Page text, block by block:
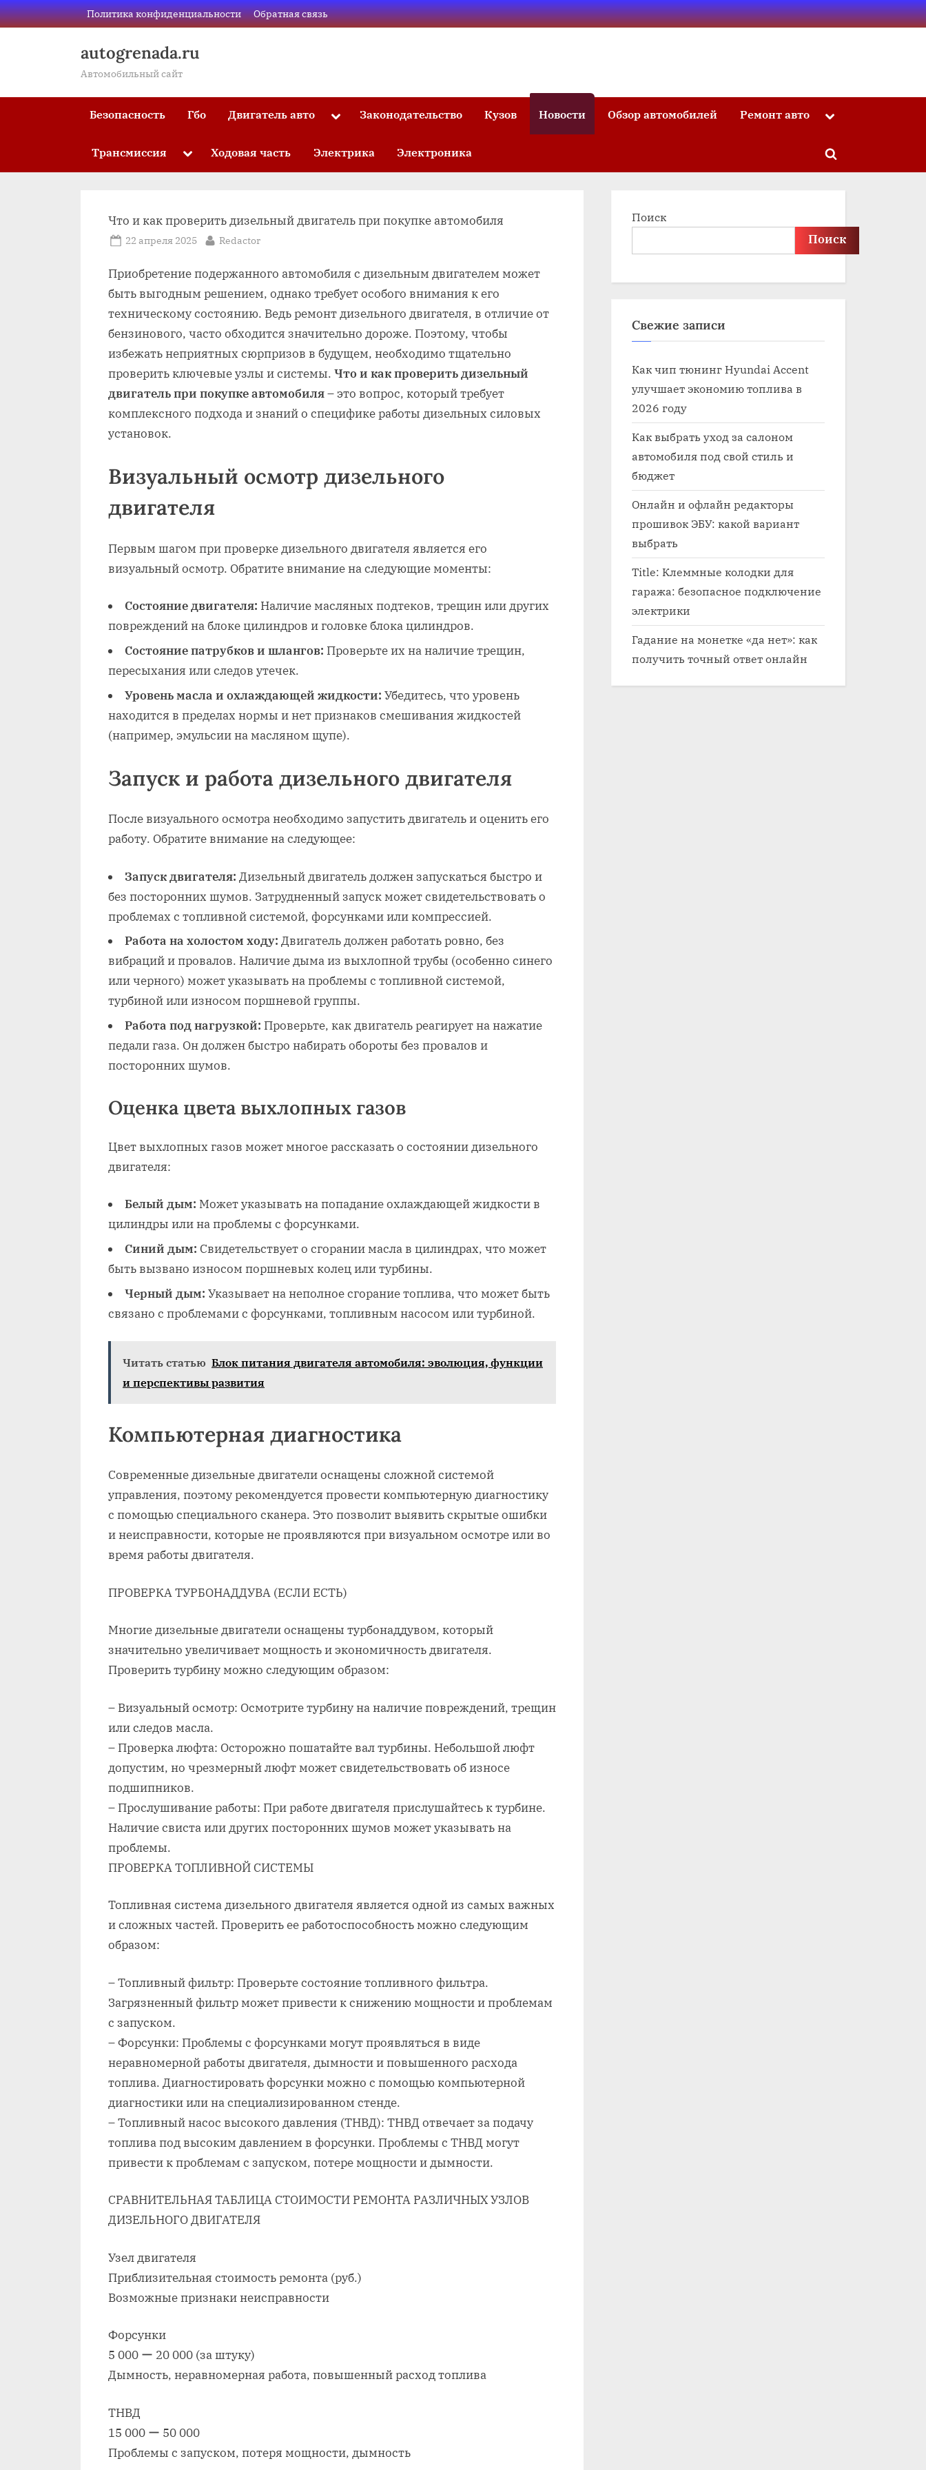
Skip
to
Политика конфиденциальности Обратная связь
autogrenada.ru
Автомобильный сайт
Безопасность Гбо Двигатель авто ToggleЗаконодательство Кузов Новости Обзор автомобилей Ремонт авто Toggle
Трансмиссия Toggle
menu
Ходовая часть Электрика Электроника
Toggle
Что и как проверить дизельный двигатель при покупке автомобиля
Posted
22 апреля 2025 By
Redactor
Приобретение подержанного автомобиля с дизельным двигателем может
быть выгодным решением‚ однако требует особого внимания к его
техническому состоянию. Ведь ремонт дизельного двигателя‚ в отличие от
бензинового‚ часто обходится значительно дороже. Поэтому‚ чтобы
избежать неприятных сюрпризов в будущем‚ необходимо тщательно
проверить ключевые узлы и системы. Что и как проверить дизельный
двигатель при покупке автомобиля– это вопрос‚ который требует
комплексного подхода и знаний о специфике работы дизельных силовых
установок.
Визуальный осмотр дизельного
двигателя
Первым шагом при проверке дизельного двигателя является его
визуальный осмотр. Обратите внимание на следующие моменты:
Состояние двигателя: Наличие масляных подтеков‚ трещин или других
повреждений на блоке цилиндров и головке блока цилиндров.
Состояние патрубков и шлангов: Проверьте их на наличие трещин‚
пересыхания или следов утечек.
Уровень масла и охлаждающей жидкости: Убедитесь‚ что уровень
находится в пределах нормы и нет признаков смешивания жидкостей
(например‚ эмульсии на масляном щупе).
Запуск и работа дизельного двигателя
После визуального осмотра необходимо запустить двигатель и оценить его
работу. Обратите внимание на следующее:
Запуск двигателя: Дизельный двигатель должен запускаться быстро и
без посторонних шумов. Затрудненный запуск может свидетельствовать о
проблемах с топливной системой‚ форсунками или компрессией.
Работа на холостом ходу: Двигатель должен работать ровно‚ без
вибраций и провалов. Наличие дыма из выхлопной трубы (особенно синего
или черного) может указывать на проблемы с топливной системой‚
турбиной или износом поршневой группы.
Работа под нагрузкой: Проверьте‚ как двигатель реагирует на нажатие
педали газа. Он должен быстро набирать обороты без провалов и
посторонних шумов.
Оценка цвета выхлопных газов
Цвет выхлопных газов может многое рассказать о состоянии дизельного
двигателя:
Белый дым: Может указывать на попадание охлаждающей жидкости в
цилиндры или на проблемы с форсунками.
Синий дым: Свидетельствует о сгорании масла в цилиндрах‚ что может
быть вызвано износом поршневых колец или турбины.
Черный дым: Указывает на неполное сгорание топлива‚ что может быть
связано с проблемами с форсунками‚ топливным насосом или турбиной.
Читать статью Блок питания двигателя автомобиля: эволюция, функции
и перспективы развития
Компьютерная диагностика
Современные дизельные двигатели оснащены сложной системой
управления‚ поэтому рекомендуется провести компьютерную диагностику
с помощью специального сканера. Это позволит выявить скрытые ошибки
и неисправности‚ которые не проявляются при визуальном осмотре или во
время работы двигателя.
ПРОВЕРКА ТУРБОНАДДУВА (ЕСЛИ ЕСТЬ)
Многие дизельные двигатели оснащены турбонаддувом‚ который
значительно увеличивает мощность и экономичность двигателя.
Проверить турбину можно следующим образом:
– Визуальный осмотр: Осмотрите турбину на наличие повреждений‚ трещин
или следов масла.
– Проверка люфта: Осторожно пошатайте вал турбины. Небольшой люфт
допустим‚ но чрезмерный люфт может свидетельствовать об износе
подшипников.
– Прослушивание работы: При работе двигателя прислушайтесь к турбине.
Наличие свиста или других посторонних шумов может указывать на
проблемы.
ПРОВЕРКА ТОПЛИВНОЙ СИСТЕМЫ
Топливная система дизельного двигателя является одной из самых важных
и сложных частей. Проверить ее работоспособность можно следующим
образом:
– Топливный фильтр: Проверьте состояние топливного фильтра.
Загрязненный фильтр может привести к снижению мощности и проблемам
с запуском.
– Форсунки: Проблемы с форсунками могут проявляться в виде
неравномерной работы двигателя‚ дымности и повышенного расхода
топлива. Диагностировать форсунки можно с помощью компьютерной
диагностики или на специализированном стенде.
– Топливный насос высокого давления (ТНВД): ТНВД отвечает за подачу
топлива под высоким давлением в форсунки. Проблемы с ТНВД могут
привести к проблемам с запуском‚ потере мощности и дымности.
СРАВНИТЕЛЬНАЯ ТАБЛИЦА СТОИМОСТИ РЕМОНТА РАЗЛИЧНЫХ УЗЛОВ
ДИЗЕЛЬНОГО ДВИГАТЕЛЯ
Узел двигателя
Приблизительная стоимость ремонта (руб.)
Возможные признаки неисправности
Форсунки
5 000 ー 20 000 (за штуку)
Дымность‚ неравномерная работа‚ повышенный расход топлива
ТНВД
15 000 ー 50 000
Проблемы с запуском‚ потеря мощности‚ дымность
Поиск
Поиск
Свежие записи
Как чип тюнинг Hyundai Accent
улучшает экономию топлива в
2026 году
Как выбрать уход за салоном
автомобиля под свой стиль и
бюджет
Онлайн и офлайн редакторы
прошивок ЭБУ: какой вариант
выбрать
Title: Клеммные колодки для
гаража: безопасное подключение
электрики
Гадание на монетке «да нет»: как
получить точный ответ онлайн